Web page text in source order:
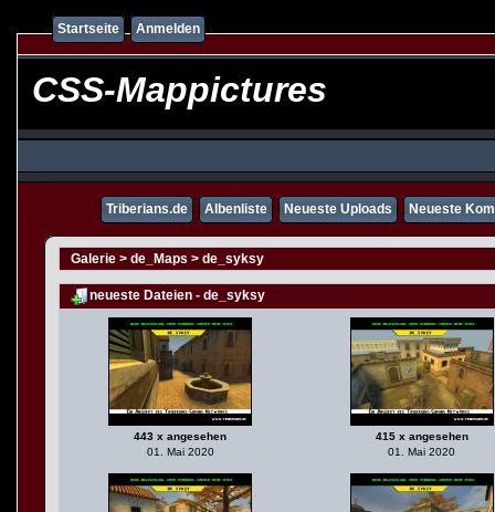
Startseite Anmelden
CSS-Mappictures
Triberians.de Albenliste Neueste Uploads Neueste
Galerie > de_Maps > de_syksy
neueste Dateien - de_syksy
443 x angesehen
01. Mai 2020
415 x angesehen
01. Mai 2020